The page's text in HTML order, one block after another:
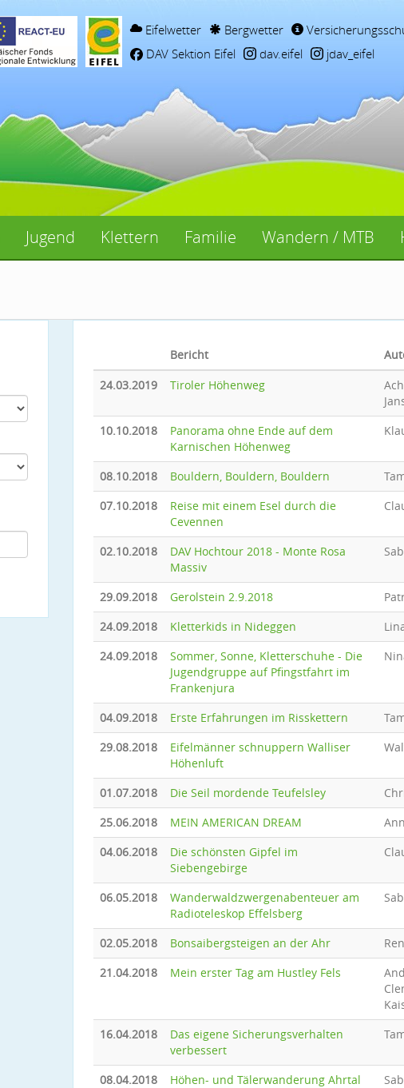
Eifelwetter Bergwetter
DAV Sektion Eifel
dav.eifel jdav_eifel
Jugend Klettern Familie Wandern / MTB
Bericht
24.03.2019
Tiroler Höhenweg
10.10.2018
Panorama ohne Ende auf dem
Karnischen Höhenweg
08.10.2018 Bouldern, Bouldern, Bouldern
07.10.2018
Reise mit einem Esel durch die
Cevennen
02.10.2018
DAV Hochtour 2018 - Monte Rosa
Massiv
29.09.2018 Gerolstein 2.9.2018
24.09.2018
Kletterkids in Nideggen
24.09.2018
Sommer, Sonne, Kletterschuhe - Die
Jugendgruppe auf Pfingstfahrt im
Frankenjura
04.09.2018 Erste Erfahrungen im Risskettern
29.08.2018
Eifelmänner schnuppern Walliser
Höhenluft
01.07.2018 Die Seil mordende Teufelsley
25.06.2018
MEIN AMERICAN DREAM
04.06.2018
Die schönsten Gipfel im
Siebengebirge
06.05.2018
Wanderwaldzwergenabenteuer am
Radioteleskop Effelsberg
02.05.2018 Bonsaibergsteigen an der Ahr
21.04.2018
Mein erster Tag am Hustley Fels
16.04.2018
Das eigene Sicherungsverhalten
verbessert
08.04.2018 Höhen- und Tälerwanderung Ahrtal